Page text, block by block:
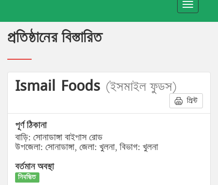
Toggle
প্রতিষ্ঠানের বিস্তারিত
Ismail Foods (ইসমাইল ফুডস)
প্রিন্ট
পূর্ণ ঠিকানা
বাড়ি: সোনাডাঙ্গা বাইপাস রোড
উপজেলা: সোনাডাঙ্গা, জেলা: খুলনা, বিভাগ: খুলনা
বর্তমান অবস্থা
নিবন্ধিত